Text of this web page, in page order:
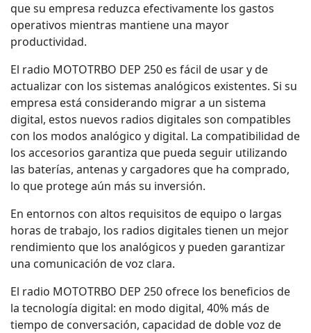
que su empresa reduzca efectivamente los gastos
operativos mientras mantiene una mayor
productividad.
El radio MOTOTRBO DEP 250 es fácil de usar y de
actualizar con los sistemas analógicos existentes. Si su
empresa está considerando migrar a un sistema
digital, estos nuevos radios digitales son compatibles
con los modos analógico y digital. La compatibilidad de
los accesorios garantiza que pueda seguir utilizando
las baterías, antenas y cargadores que ha comprado,
lo que protege aún más su inversión.
En entornos con altos requisitos de equipo o largas
horas de trabajo, los radios digitales tienen un mejor
rendimiento que los analógicos y pueden garantizar
una comunicación de voz clara.
El radio MOTOTRBO DEP 250 ofrece los beneficios de
la tecnología digital: en modo digital, 40% más de
tiempo de conversación, capacidad de doble voz de